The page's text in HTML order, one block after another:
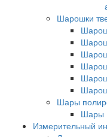
Шарошки
Шары
Шары
Измерительный